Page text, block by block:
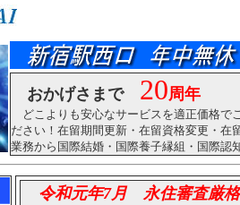
おかげさまで 20周年
どこよりも安心なサービスを適正価格
ださい！在留期間更新・在留資格変更・在
業務から国際結婚・国際養子縁組・国際認
令和元年7月 永住審査厳